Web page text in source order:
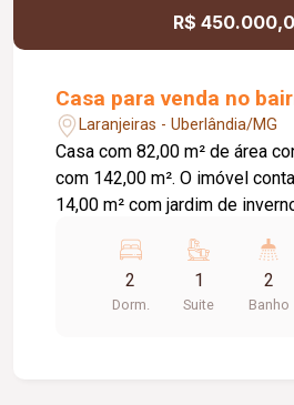
R$
Casa para venda no
Laranjeiras - Uberlândia/MG
Casa com 82,00 m² de área
com 142,00 m². O imóvel conta com: 01 suíte de
14,00 m² com jardim de
m; Área gourmet; Diferenciais: Piso em
porcelanato Via Rosa Tipo A
embutido; Tubulação Amanco;
2
Dorm.
1
Suite
2
Banho